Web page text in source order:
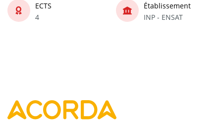
ECTS
4
Établissement
INP - ENSAT